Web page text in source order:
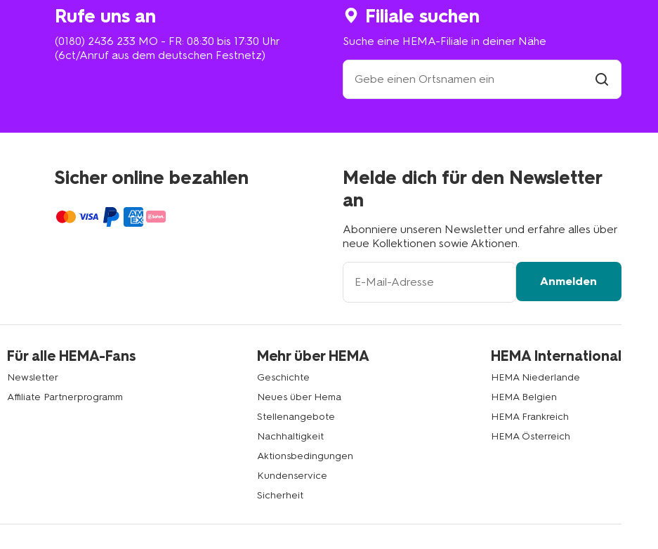
Rufe uns an
(0180) 2436 233 MO - FR: 08:30 bis 17:30 Uhr
(6ct/Anruf aus dem deutschen Festnetz)
Filiale suchen
Suche eine HEMA-Filiale in deiner Nähe
Suche
eine
HEMA-
deiner
Filiale
Sicher online bezahlen
Melde dich für den Newsletter
an
Abonniere unseren Newsletter und erfahre alles über
neue Kollektionen sowie Aktionen.
Ihre
Anmelden
Für alle HEMA-Fans
Newsletter
Affiliate Partnerprogramm
Mehr über HEMA
Geschichte
Neues über Hema
Stellenangebote
Nachhaltigkeit
Aktionsbedingungen
Kundenservice
Sicherheit
HEMA International
HEMA Niederlande
HEMA Belgien
HEMA Frankreich
HEMA Österreich